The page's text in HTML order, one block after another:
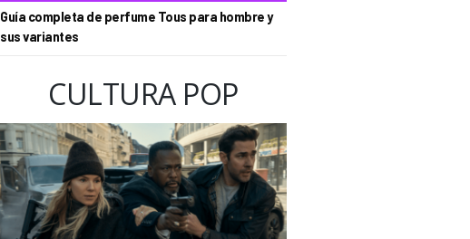
Guía completa de perfume Tous para hombre y
sus variantes
CULTURA POP